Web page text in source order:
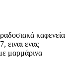
καφενεία
ειναι ενας
μαρμάρινα